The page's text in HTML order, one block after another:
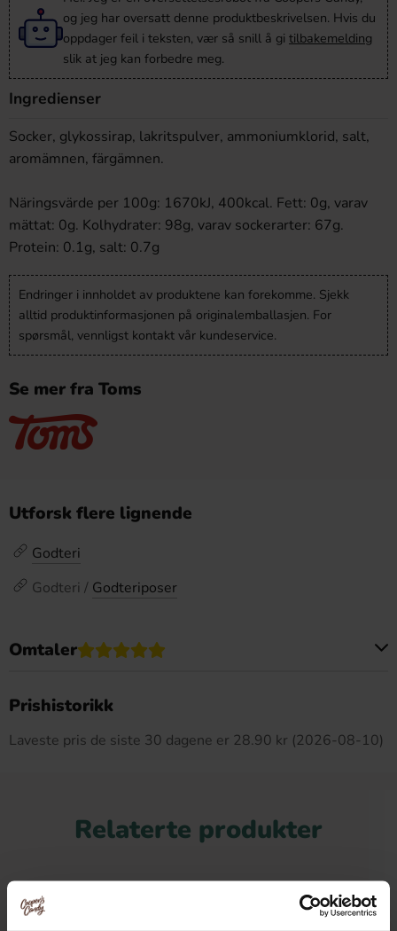
og jeg har oversatt denne produktbeskrivelsen. Hvis du
oppdager feil i teksten, vær så snill å gi tilbakemelding
slik at jeg kan forbedre meg.
Ingredienser
Socker, glykossirap, lakritspulver, ammoniumklorid, salt,
aromämnen, färgämnen.
Näringsvärde per 100g: 1670kJ, 400kcal. Fett: 0g, varav
mättat: 0g. Kolhydrater: 98g, varav sockerarter: 67g.
Protein: 0.1g, salt: 0.7g
Endringer i innholdet av produktene kan forekomme. Sjekk
alltid produktinformasjonen på originalemballasjen. For
spørsmål, vennligst kontakt vår kundeservice.
Se mer fra Toms
Utforsk flere lignende
Godteri
Godteri / Godteriposer
Omtaler
Prishistorikk
Laveste pris de siste 30 dagene er 28.90 kr (2026-08-10)
Relaterte produkter